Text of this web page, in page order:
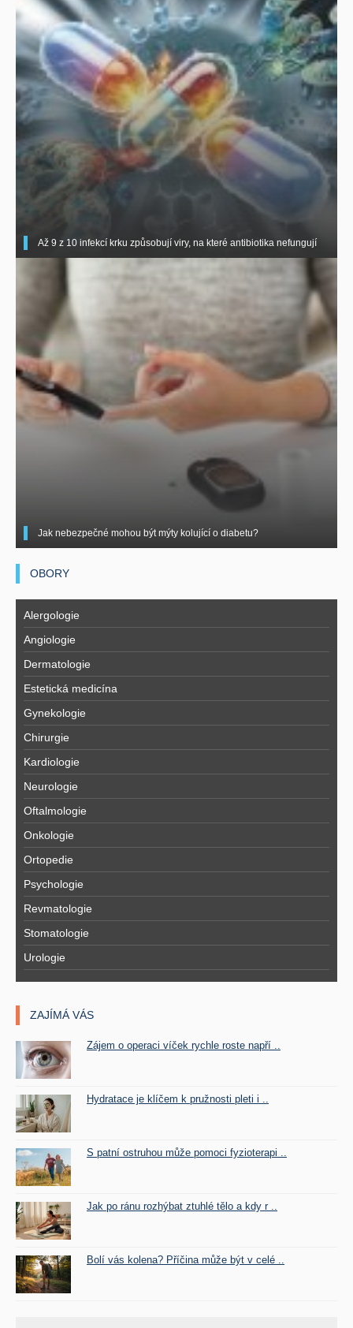
Až 9 z 10 infekcí krku způsobují viry, na které antibiotika nefungují
Jak nebezpečné mohou být mýty kolující o diabetu?
OBORY
Alergologie
Angiologie
Dermatologie
Estetická medicína
Gynekologie
Chirurgie
Kardiologie
Neurologie
Oftalmologie
Onkologie
Ortopedie
Psychologie
Revmatologie
Stomatologie
Urologie
ZAJÍMÁ VÁS
Zájem o operaci víček rychle roste napří ..
Hydratace je klíčem k pružnosti pleti i ..
S patní ostruhou může pomoci fyzioterapi ..
Jak po ránu rozhýbat ztuhlé tělo a kdy r ..
Bolí vás kolena? Příčina může být v celé ..